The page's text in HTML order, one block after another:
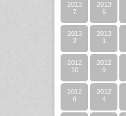
2013
7
2013
6
2013
2
2013
1
2012
10
2012
9
2012
6
2012
4